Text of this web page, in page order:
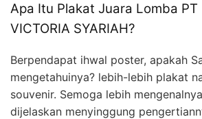
Apa Itu Plakat Juara Lomba PT
VICTORIA SYARIAH?
Berpendapat ihwal poster, apakah
mengetahuinya? lebih-lebih plakat
souvenir. Semoga lebih
dijelaskan menyinggung